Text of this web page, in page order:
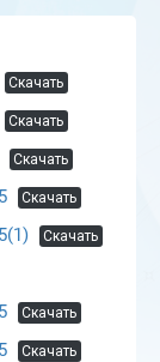
Скачать
Скачать
Скачать
Скачать
Скачать
Скачать
Скачать